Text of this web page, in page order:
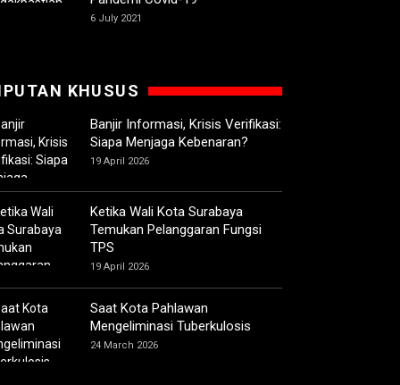
6 July 2021
KHUSUS
Banjir Informasi, Krisis Verifikasi:
Siapa Menjaga Kebenaran?
19 April 2026
Ketika Wali Kota Surabaya
Temukan Pelanggaran Fungsi
TPS
19 April 2026
Saat Kota Pahlawan
Mengeliminasi Tuberkulosis
24 March 2026